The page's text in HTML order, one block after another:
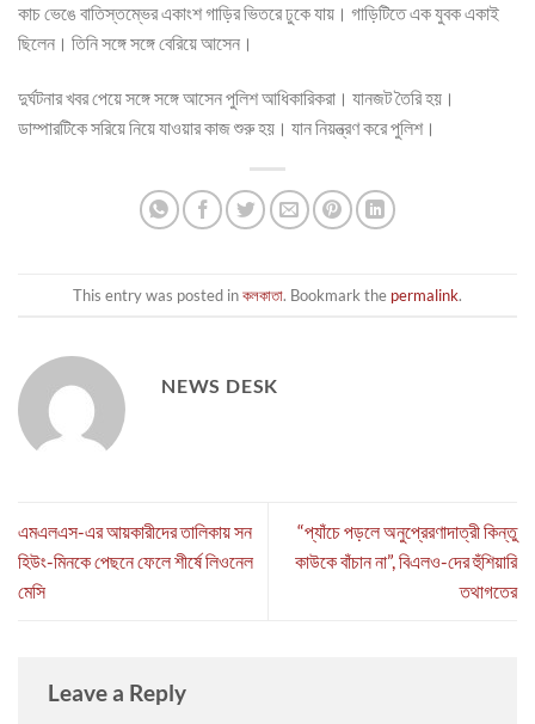
কাচ ভেঙে বাতিস্তম্ভের একাংশ গাড়ির ভিতরে ঢুকে যায়। গাড়িটিতে এক যুবক একাই
ছিলেন। তিনি সঙ্গে সঙ্গে বেরিয়ে আসেন।
দুর্ঘটনার খবর পেয়ে সঙ্গে সঙ্গে আসেন পুলিশ আধিকারিকরা। যানজট তৈরি হয়।
ডাম্পারটিকে সরিয়ে নিয়ে যাওয়ার কাজ শুরু হয়। যান নিয়ন্ত্রণ করে পুলিশ।
This entry was posted inকলকাতা. Bookmark the permalink.
NEWS DESK
এমএলএস-এর আয়কারীদের তালিকায় সন
হিউং-মিনকে পেছনে ফেলে শীর্ষে লিওনেল
মেসি
“প্যাঁচে পড়লে অনুপ্রেরণাদাত্রী কিন্তু
কাউকে বাঁচান না”, বিএলও-দের হুঁশিয়ারি
তথাগতের
Leave a Reply